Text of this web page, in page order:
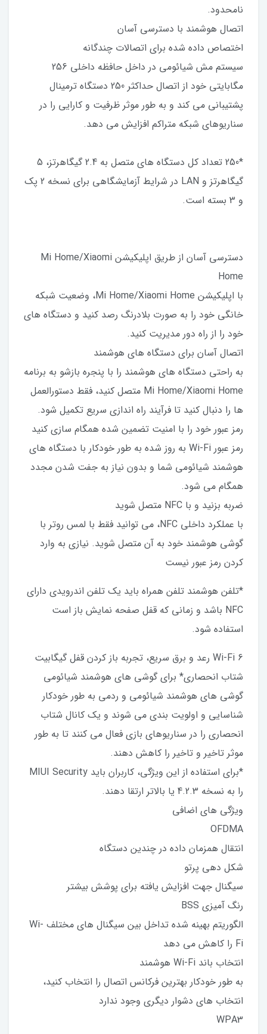
نامحدود.
اتصال هوشمند با دسترسی آسان
اختصاص داده شده برای اتصالات چندگانه
سیستم مش شیائومی در داخل حافظه داخلی 256
مگابایتی خود از اتصال حداکثر 250 دستگاه ترمینال
پشتیبانی می کند و به طور موثر ظرفیت و کارایی را در
سناریوهای شبکه متراکم افزایش می دهد.
*250 تعداد کل دستگاه های متصل به 2.4 گیگاهرتز، 5
گیگاهرتز و LAN در شرایط آزمایشگاهی برای نسخه 2 پک
و 3 بسته است.
دسترسی آسان از طریق اپلیکیشن Mi Home/Xiaomi
Home
با اپلیکیشن Mi Home/Xiaomi Home، وضعیت شبکه
خانگی خود را به صورت بلادرنگ رصد کنید و دستگاه های
خود را از راه دور مدیریت کنید.
اتصال آسان برای دستگاه های هوشمند
به راحتی دستگاه های هوشمند را با پنجره بازشو به برنامه
Mi Home/Xiaomi Home متصل کنید، فقط دستورالعمل
ها را دنبال کنید تا فرآیند راه اندازی سریع تکمیل شود.
رمز عبور خود را با امنیت تضمین شده همگام سازی کنید
رمز عبور Wi-Fi به روز شده به طور خودکار با دستگاه های
هوشمند شیائومی شما و بدون نیاز به جفت شدن مجدد
همگام می شود.
ضربه بزنید و با NFC متصل شوید
با عملکرد داخلی NFC، می توانید فقط با لمس روتر با
گوشی هوشمند خود به آن متصل شوید. نیازی به وارد
کردن رمز عبور نیست
*تلفن هوشمند تلفن همراه باید یک تلفن اندرویدی دارای
NFC باشد و زمانی که قفل صفحه نمایش باز است
استفاده شود.
Wi-Fi 6 رعد و برق سریع، تجربه باز کردن قفل گیگابیت
شتاب انحصاری* برای گوشی های هوشمند شیائومی
گوشی های هوشمند شیائومی و ردمی به طور خودکار
شناسایی و اولویت بندی می شوند و یک کانال شتاب
انحصاری را در سناریوهای بازی فعال می کنند تا به طور
موثر تاخیر و تاخیر را کاهش دهند.
*برای استفاده از این ویژگی، کاربران باید MIUI Security
را به نسخه 4.2.3 یا بالاتر ارتقا دهند.
ویژگی های اضافی
OFDMA
انتقال همزمان داده در چندین دستگاه
شکل دهی پرتو
سیگنال جهت افزایش یافته برای پوشش بیشتر
رنگ آمیزی BSS
الگوریتم بهینه شده تداخل بین سیگنال های مختلف Wi-
Fi را کاهش می دهد
انتخاب باند Wi-Fi هوشمند
به طور خودکار بهترین فرکانس اتصال را انتخاب کنید،
انتخاب های دشوار دیگری وجود ندارد
WPA3